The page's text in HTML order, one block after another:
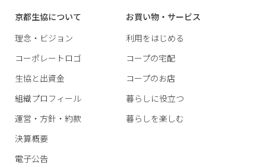
京都生協について
理念・ビジョン
コーポレートロゴ
生協と出資金
組織プロフィール
運営・方針・約款
決算概要
電子公告
お買い物・サービス
利用をはじめる
コープの宅配
コープのお店
暮らしに役立つ
暮らしを楽しむ